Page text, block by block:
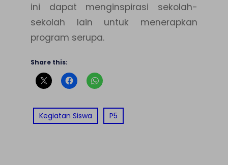
ini dapat menginspirasi sekolah-
sekolah lain untuk menerapkan
program serupa.
Share this:
Kegiatan Siswa P5